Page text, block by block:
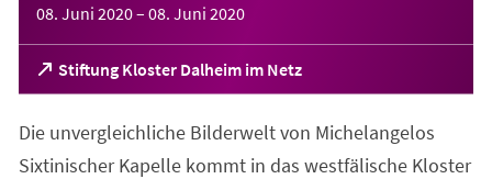
08. Juni 2020– 08. Juni 2020
Stiftung Kloster Dalheim im Netz
(Öffnet
in
neuen
Tab)
Die unvergleichliche Bilderwelt von Michelangelos
Sixtinischer Kapelle kommt in das westfälische Kloster